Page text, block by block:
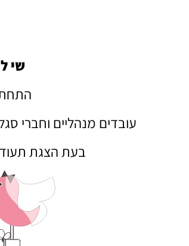
שי
עובדים מנהליים וחברי
בעת הצגת